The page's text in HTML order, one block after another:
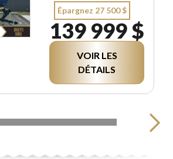
Épargnez 27 500 $
139 999 $
VOIR LES
DÉTAILS